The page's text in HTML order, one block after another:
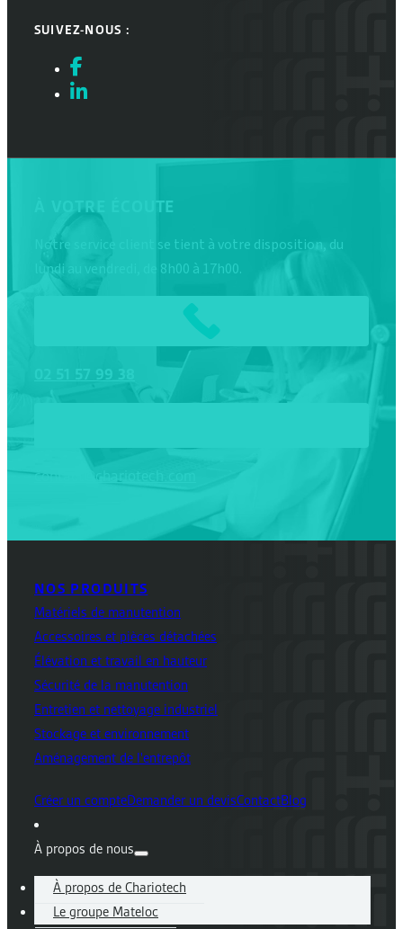
SUIVEZ-NOUS :
NOS PRODUITS
Matériels de manutention
Accessoires et pièces détachées
Élévation et travail en hauteur
Sécurité de la manutention
Entretien et nettoyage industriel
Stockage et environnement
Aménagement de l'entrepôt
Créer un compteDemander un devisContactBlog
À propos de nous
À propos de Chariotech
Le groupe Mateloc
À VOTRE ÉCOUTE
Notre service client se tient à votre disposition, du
lundi au vendredi, de 8h00 à 17h00.
99 38
contact@chariotech.com